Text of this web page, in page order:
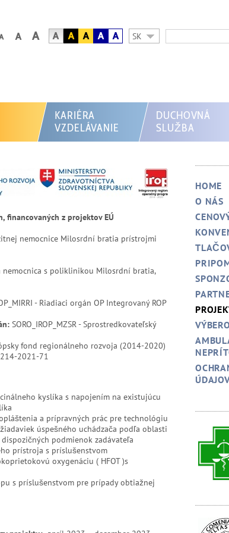
SK
KARIÉRA
VZDELÁVANIE
DUCHOVNÁ
SLUŽBA
financovaných z projektov EÚ
nemocnice Milosrdní bratia prístrojmi
nemocnica s poliklinikou Milosrdní bratia,
- Riadiaci orgán OP Integrovaný ROP
SORO_IROP_MZSR - Sprostredkovateľský
fond regionálneho rozvoja (2014-2020)
2021-71
kyslíka s napojením na existujúcu
a prípravných prác pre technológiu
úspešného uchádzača podľa oblasti
podmienok zadávateľa
prístroja s príslušenstvom
oxygenáciu ( HFOT )s
s príslušenstvom pre prípady obtiažnej
HOME
O NÁS